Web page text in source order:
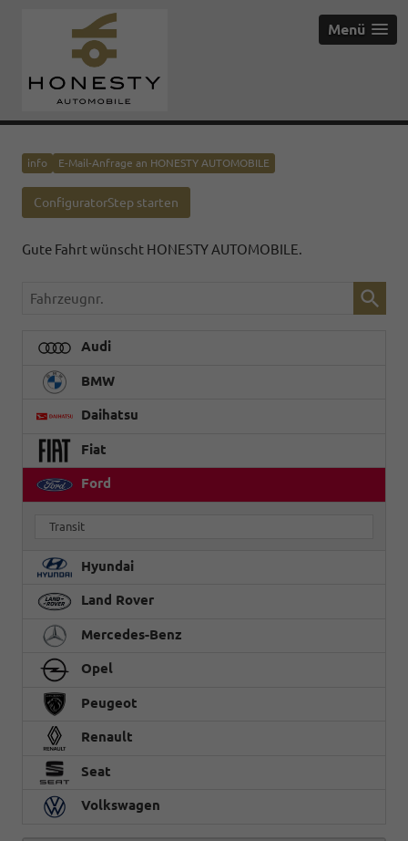
Menü
info E-Mail-Anfrage an HONESTY AUTOMOBILE
ConfiguratorStep starten
Gute Fahrt wünscht HONESTY AUTOMOBILE.
Fahrzeugnr.
Audi
BMW
Daihatsu
Fiat
Ford
Transit
Hyundai
Land Rover
Mercedes-Benz
Opel
Peugeot
Renault
Seat
Volkswagen